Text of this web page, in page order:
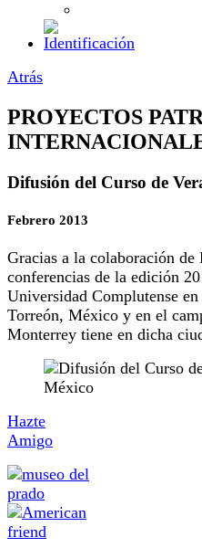
Atrás
PROYECTOS
Difusión del Curso de
Febrero 2013
Gracias a la colaboración
conferencias de la edición
Universidad Complutense
Torreón, México y en el
Monterrey tiene en dicha
Hazte
Amigo